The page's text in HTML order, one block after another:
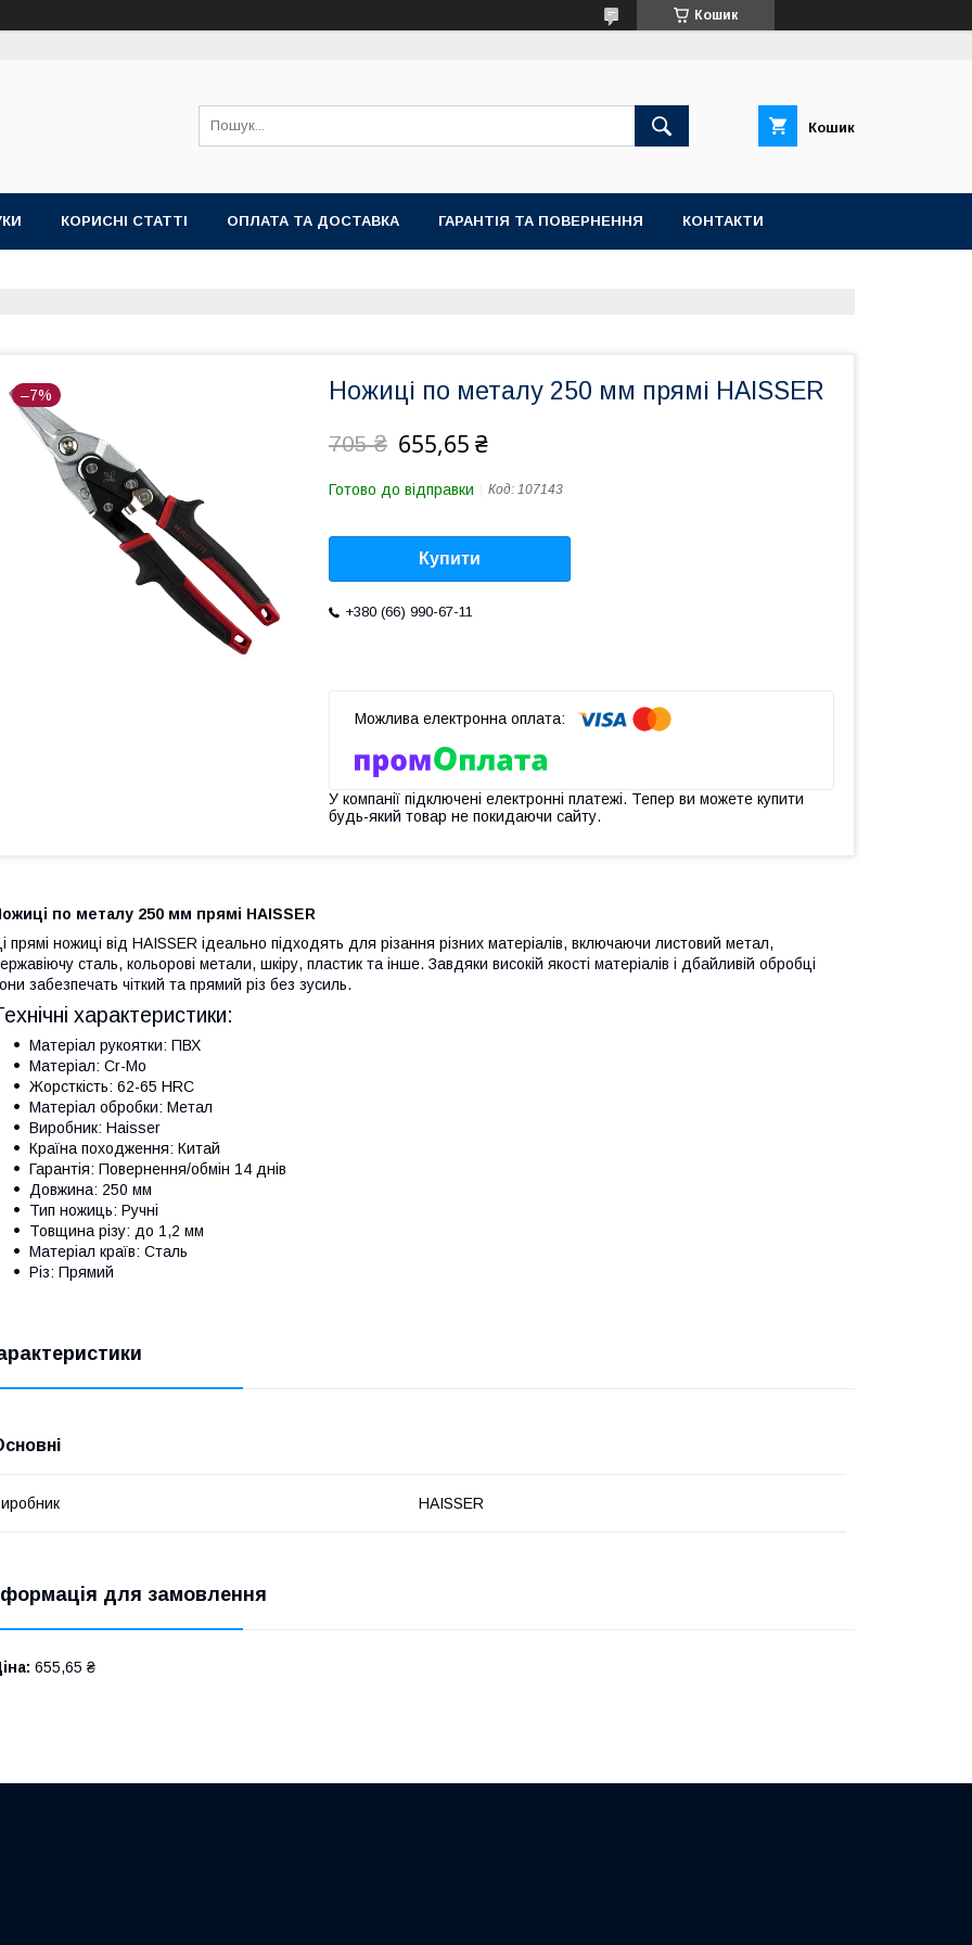
Кошик
Кошик
КОРИСНІ СТАТТІ ОПЛАТА ТА ДОСТАВКА ГАРАНТІЯ ТА ПОВЕРНЕННЯ КОНТАКТИ
–7% Ножиці по металу 250 мм прямі HAISSER
705 ₴ 655,65 ₴
Готово до відправки Код: 107143
Купити
+380 (66) 990-67-11
У компанії підключені електронні платежі. Тепер ви можете купити
будь-який товар не покидаючи сайту.
по металу 250 мм прямі HAISSER
прямі ножиці від HAISSER ідеально підходять для різання різних матеріалів, включаючи листовий метал,
сталь, кольорові метали, шкіру, пластик та інше. Завдяки високій якості матеріалів і дбайливій обробці
забезпечать чіткий та прямий різ без зусиль.
характеристики:
Матеріал рукоятки: ПВХ
Матеріал: Cr-Mo
Жорсткість: 62-65 HRC
Матеріал обробки: Метал
Виробник: Haisser
Країна походження: Китай
Гарантія: Повернення/обмін 14 днів
Довжина: 250 мм
Тип ножиць: Ручні
Товщина різу: до 1,2 мм
Матеріал країв: Сталь
Різ: Прямий
HAISSER
для замовлення
655,65 ₴